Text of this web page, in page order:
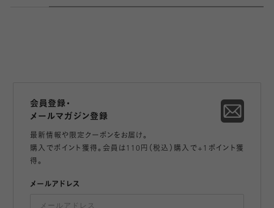
会員登録・
メールマガジン登録
最新情報や限定クーポンをお届け。
購入でポイント獲得。会員は110円（税込）購入で+1ポイント獲
得。
メールアドレス